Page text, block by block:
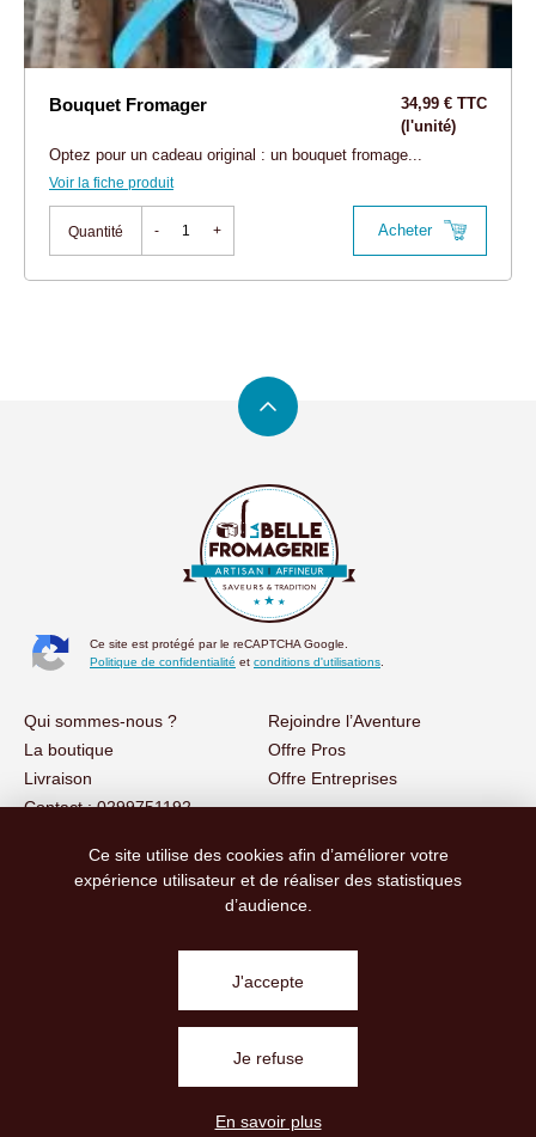
Bouquet Fromager
34,99 € TTC
(l'unité)
Optez pour un cadeau original : un bouquet fromage...
Voir la fiche produit
Quantité - + Acheter
Ce site est protégé par le reCAPTCHA Google.
Politique de confidentialité et conditions d'utilisations
Qui sommes-nous ?
Rejoindre l’Aventure
La boutique
Offre Pros
Livraison
Offre Entreprises
Contact : 0299751192
Retrouvez-nous sur :
CONTACT@LABELLEFROMAGERIE.COM
Agence stratégie digitale Rennes
Mentions Légales
Ce site utilise des cookies afin d’améliorer votre
expérience utilisateur et de réaliser des statistiques
d’audience.
J'accepte
Je refuse
En savoir plus